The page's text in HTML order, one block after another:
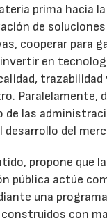
prima hacia la
de soluciones
cooperar para
en
trazabilidad
Paralelamente,
de las
desarrollo del
propone que la
pública actúe
una
con